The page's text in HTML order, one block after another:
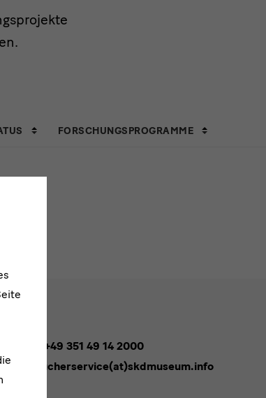
FORSCHUNGSPROGRAMME
Tel. +49 351 49 14 2000
besucherservice(at)skdmuseum.info